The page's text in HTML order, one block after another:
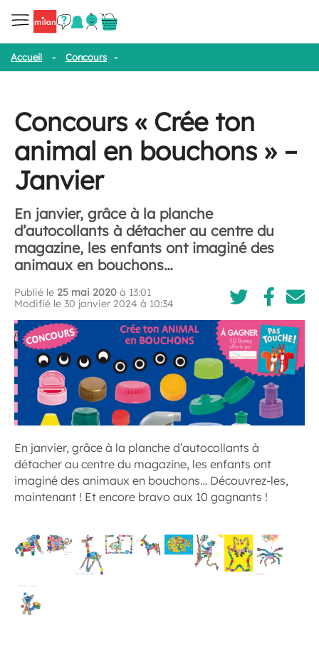
Accueil - Concours -
Concours « Crée ton
animal en bouchons » –
Janvier
En janvier, grâce à la planche
d’autocollants à détacher au centre du
magazine, les enfants ont imaginé des
animaux en bouchons…
Publié le 25 mai 2020 à 13:01
Modifié le 30 janvier 2024 à 10:34
En janvier, grâce à la planche d’autocollants à
détacher au centre du magazine, les enfants ont
imaginé des animaux en bouchons… Découvrez-les,
maintenant ! Et encore bravo aux 10 gagnants !